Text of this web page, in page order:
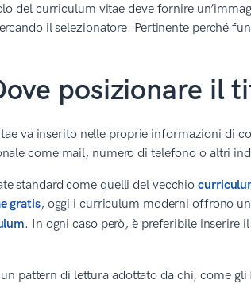
del curriculum vitae deve fornire
il selezionatore. Pertinente perché
posizionare il
va inserito nelle proprie informazioni di
come mail, numero di telefono o altri
standard come quelli del vecchio
gratis, oggi i curriculum moderni offrono
. In ogni caso però, è preferibile inserire
pattern di lettura adottato da chi, come